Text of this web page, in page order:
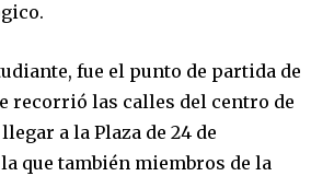
fue el punto de partida de
recorrió las calles del centro de
a la Plaza de 24 de
que también miembros de la